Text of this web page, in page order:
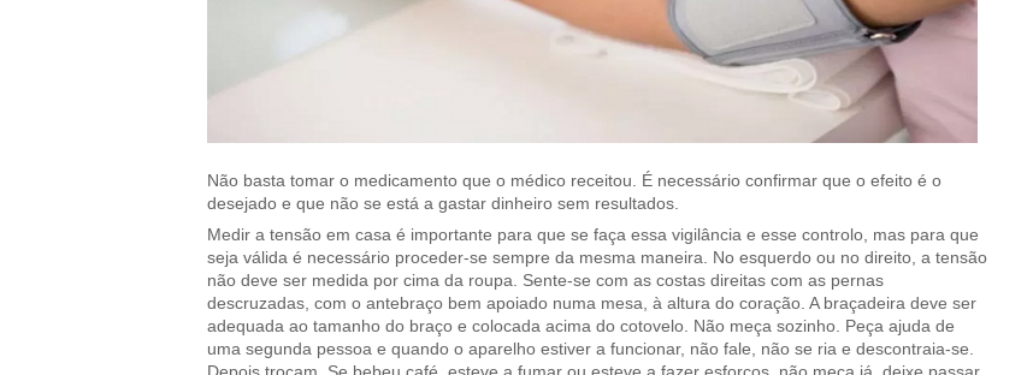
Não basta tomar o medicamento que o médico receitou. É necessário confirmar que o efeito é o
desejado e que não se está a gastar dinheiro sem resultados.
Medir a tensão em casa é importante para que se faça essa vigilância e esse controlo, mas para que
seja válida é necessário proceder-se sempre da mesma maneira. No esquerdo ou no direito, a tensão
não deve ser medida por cima da roupa. Sente-se com as costas direitas com as pernas
descruzadas, com o antebraço bem apoiado numa mesa, à altura do coração. A braçadeira deve ser
adequada ao tamanho do braço e colocada acima do cotovelo. Não meça sozinho. Peça ajuda de
uma segunda pessoa e quando o aparelho estiver a funcionar, não fale, não se ria e descontraia-se.